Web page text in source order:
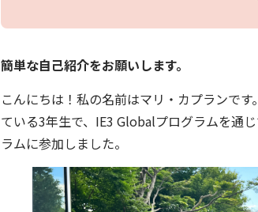
簡単な自己紹介をお願いします。
こんにちは！私の名前はマリ・カプランで
ている3年生で、IE3 Globalプログラムを通
ラムに参加しました。